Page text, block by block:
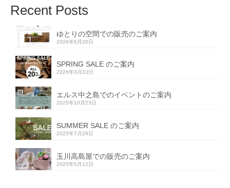
Recent Posts
ゆとりの空間での販売のご案内
2026年6月20日
SPRING SALE のご案内
2026年3月10日
エルス中之島でのイベントのご案内
2025年10月23日
SUMMER SALE のご案内
2025年7月29日
玉川高島屋での販売のご案内
2025年5月12日